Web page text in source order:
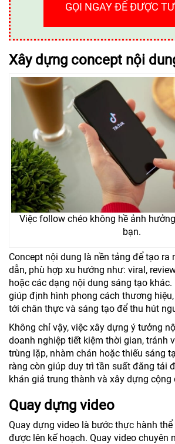
GỌI NGAY ĐỂ ĐƯỢC
Xây dựng concept nội
Việc follow chéo không hề ảnh
bạn.
Concept nội dung là nền tảng để tạo ra
dẫn, phù hợp xu hướng như: viral,
hoặc các dạng nội dung sáng tạo
giúp định hình phong cách thương
tới chân thực và sáng tạo để thu hút
Không chỉ vậy, việc xây dựng ý tưởng
doanh nghiệp tiết kiệm thời gian, tránh
trùng lặp, nhàm chán hoặc thiếu sáng
ràng còn giúp duy trì tần suất đăng tải
khán giả trung thành và xây dựng
Quay dựng video
Quay dựng video là bước thực hành
được lên kế hoạch. Quay video chuyên